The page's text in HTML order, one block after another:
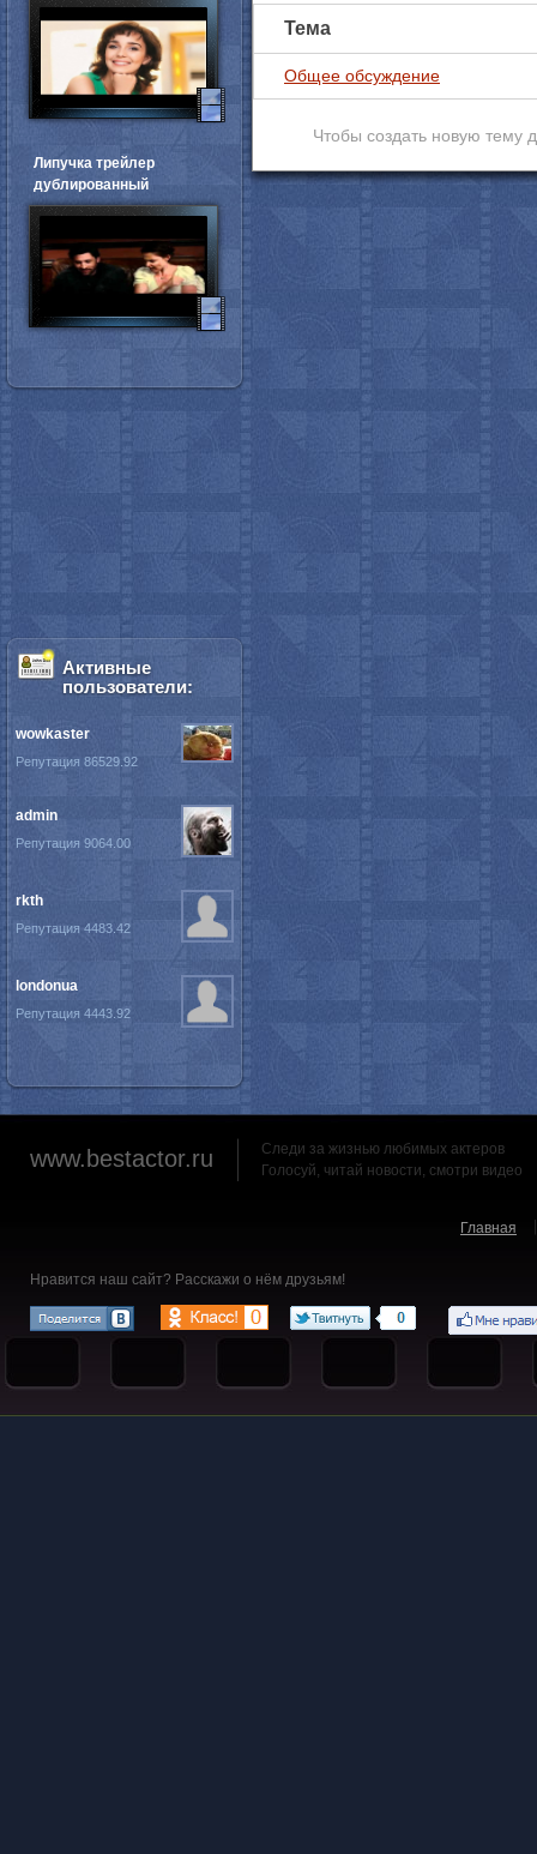
Тема
Общее обсуждение
Чтобы создать новую тему
Липучка трейлер
дублированный
Активные
пользователи:
wowkaster
Репутация 86529.92
admin
Репутация 9064.00
rkth
Репутация 4483.42
londonua
Репутация 4443.92
www.bestactor.ru
Следи за жизнью любимых актеров
Голосуй, читай новости, смотри видео
Главная
Нравится наш сайт? Расскажи о нём друзьям!